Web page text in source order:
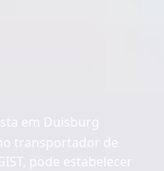
em Duisburg
transportador de
pode estabelecer